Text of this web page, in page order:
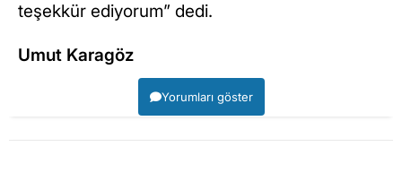
teşekkür ediyorum” dedi.
Umut Karagöz
Yorumları göster